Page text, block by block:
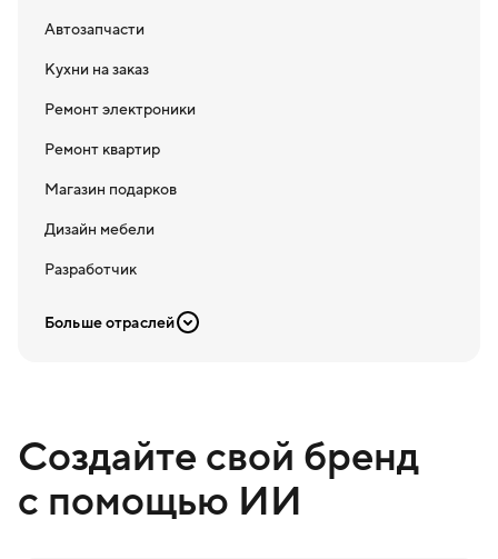
Автозапчасти
Кухни на заказ
Ремонт электроники
Ремонт квартир
Магазин подарков
Дизайн мебели
Разработчик
Больше отраслей
Создайте свой бренд
с помощью ИИ